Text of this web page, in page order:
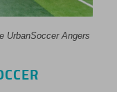
UrbanSoccer Angers